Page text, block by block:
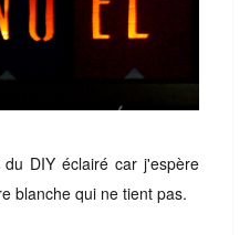
DIY éclairé car j'espère
blanche qui ne tient pas.